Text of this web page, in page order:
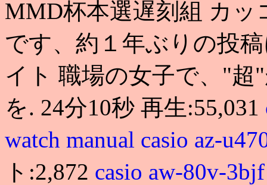
MMD杯本選遅刻組 カッ
です、約１年ぶりの投
イト 職場の女子で、"
を. 24分10秒 再生:55,031
watch manual casio az-
ト:2,872 casio aw-80v-